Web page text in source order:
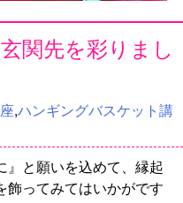
関先を彩りまし
,ハンギングバスケット講
』と願いを込めて、縁起
飾ってみてはいかがです